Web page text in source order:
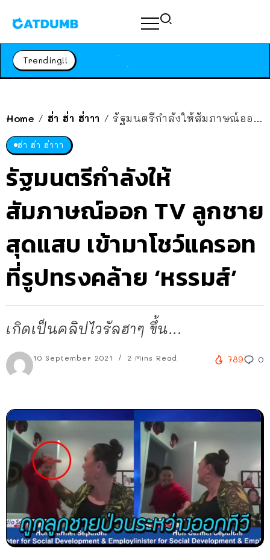
Trending!!
Home / ฮ่า ฮ่า ฮ่าาา / รัฐมนตรีกำลังให้สัมภาษณ์ออก TV ลูกชายสุดแสบ เข้ามาโชว์แครอท ที่รูปทรงคล้าย ‘หรรมส์’
ฮ่า ฮ่า ฮ่าาา
รัฐมนตรีกำลังให้
สัมภาษณ์ออก TV ลูกชาย
สุดแสบ เข้ามาโชว์แครอท
ที่รูปทรงคล้าย ‘หรรมส์’
เกิดเป็นคลิปไวรัลฮาๆ ขึ้น...
10 September 2021 2 Mins Read 789 0